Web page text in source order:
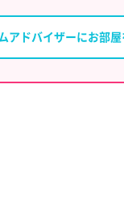
アドバイザーにお部